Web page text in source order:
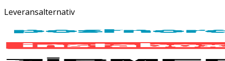
Leveransalternativ